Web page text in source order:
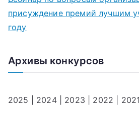
присуждение премий лучшим
году
Архивы конкурсов
2025 2024 2023 2022 2021